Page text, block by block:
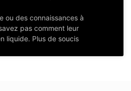
ou des connaissances à
pas comment leur
liquide. Plus de soucis